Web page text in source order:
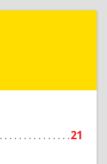
21
Юрий
Подробнее